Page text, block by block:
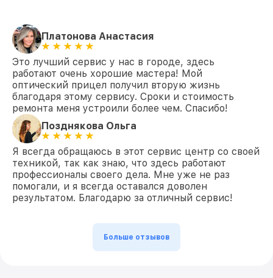
Платонова Анастасия
Это лучший сервис у нас в городе, здесь
работают очень хорошие мастера! Мой
оптический прицел получил вторую жизнь
благодаря этому сервису. Сроки и стоимость
ремонта меня устроили более чем. Спасибо!
Позднякова Ольга
Я всегда обращаюсь в этот сервис центр со своей
техникой, так как знаю, что здесь работают
профессионалы своего дела. Мне уже не раз
помогали, и я всегда оставался доволен
результатом. Благодарю за отличный сервис!
Больше отзывов